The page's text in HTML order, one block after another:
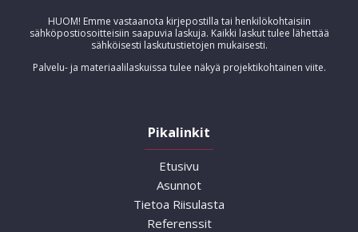
HUOM! Emme vastaanota kirjepostilla tai henkilökohtaisiin
sähköpostiosoitteisiin saapuvia laskuja. Kaikki laskut tulee lähettää
sähköisesti laskutustietojen mukaisesti.
Palvelu- ja materiaalilaskuissa tulee näkyä projektikohtainen viite.
Pikalinkit
Etusivu
Asunnot
Tietoa Riisulasta
Referenssit